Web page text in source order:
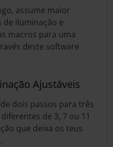
assume maior
iluminação e
macros para uma
deste software
Ajustáveis
dois passos para três
de 3, 7 ou 11
que deixa os teus